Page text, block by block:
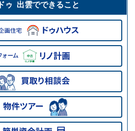
ゥ 出雲でできること